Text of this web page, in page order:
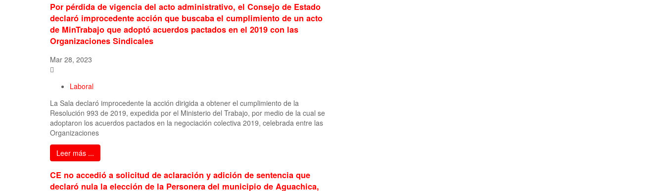
Por pérdida de vigencia del acto administrativo, el Consejo de Estado
declaró improcedente acción que buscaba el cumplimiento de un acto
de MinTrabajo que adoptó acuerdos pactados en el 2019 con las
Organizaciones Sindicales
Mar 28, 2023
Laboral
La Sala declaró improcedente la acción dirigida a obtener el cumplimiento de la
Resolución 993 de 2019, expedida por el Ministerio del Trabajo, por medio de la cual se
adoptaron los acuerdos pactados en la negociación colectiva 2019, celebrada entre las
Organizaciones
Leer más ...
CE no accedió a solicitud de aclaración y adición de sentencia que
declaró nula la elección de la Personera del municipio de Aguachica,